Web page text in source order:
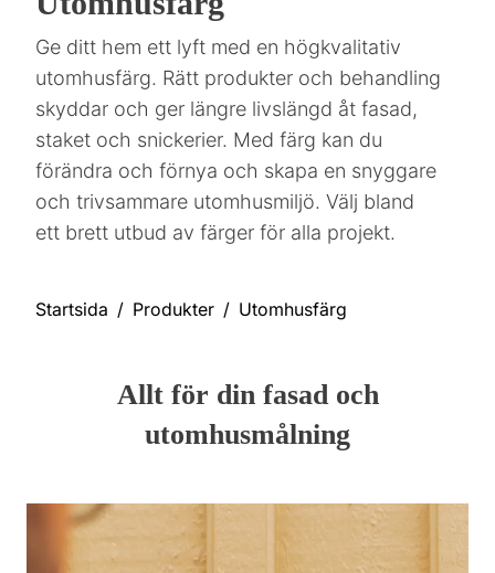
Ge ditt hem ett lyft med en högkvalitativ
utomhusfärg. Rätt produkter och behandling
skyddar och ger längre livslängd åt fasad,
staket och snickerier. Med färg kan du
förändra och förnya och skapa en snyggare
och trivsammare utomhusmiljö. Välj bland
ett brett utbud av färger för alla projekt.
Startsida Produkter Utomhusfärg
Allt för din fasad och
utomhusmålning